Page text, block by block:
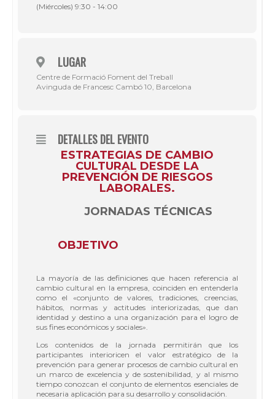
(Miércoles) 9:30 - 14:00
LUGAR
Centre de Formació Foment del Treball
Avinguda de Francesc Cambó 10, Barcelona
DETALLES DEL EVENTO
ESTRATEGIAS DE CAMBIO
CULTURAL DESDE LA
PREVENCIÓN DE RIESGOS
LABORALES.
JORNADAS TÉCNICAS
OBJETIVO
La mayoría de las definiciones que hacen referencia al
cambio cultural en la empresa, coinciden en entenderla
como el «conjunto de valores, tradiciones, creencias,
hábitos, normas y actitudes interiorizadas, que dan
identidad y destino a una organización para el logro de
sus fines económicos y sociales».
Los contenidos de la jornada permitirán que los
participantes interioricen el valor estratégico de la
prevención para generar procesos de cambio cultural en
un marco de excelencia y de sostenibilidad, y al mismo
tiempo conozcan el conjunto de elementos esenciales de
necesaria aplicación para su desarrollo y consolidación.